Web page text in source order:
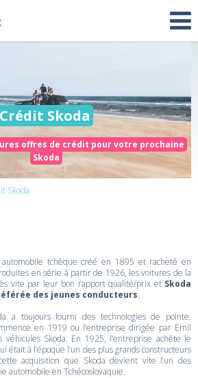
Crédit Skoda
offres de crédit pour votre prochaine
Skoda
Skoda
tchèque créé en 1895 et racheté en
en série à partir de 1926, les voitures de la
vite par leur bon rapport qualité/prix et Skoda
des jeunes conducteurs.
a toujours fourni des technologies de pointe.
en 1919 ou l’entreprise dirigée par Emil
Skoda. En 1925, l’entreprise achète le
était à l’époque l’un des plus grands constructeurs
cette acquisition que Skoda devient vite l’un des
automobile en Tchécoslovaquie.